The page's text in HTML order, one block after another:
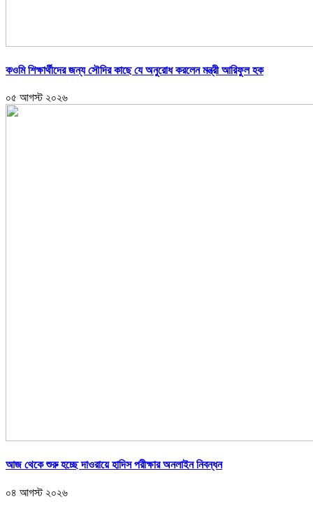
কওমি শিক্ষার্থীদের জন্য সৌদির কাছে যে অনুরোধ করলেন মন্ত্রী আরিফুল হক
০৫ আগস্ট ২০২৬
আজ থেকে শুরু হচ্ছে দাওরায়ে হাদিস পরীক্ষার অনলাইন নিবন্ধন
০৪ আগস্ট ২০২৬